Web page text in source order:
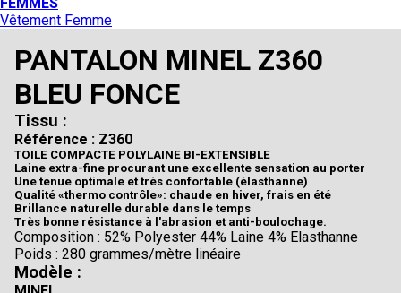
Vêtement Femme
PANTALON MINEL Z360
BLEU FONCE
Tissu :
Référence : Z360
TOILE COMPACTE POLYLAINE BI-EXTENSIBLE
Laine extra-fine procurant une excellente sensation au porter
Une tenue optimale et très confortable (élasthanne)
Qualité «thermo contrôle»: chaude en hiver, frais en été
Brillance naturelle durable dans le temps
Très bonne résistance à l'abrasion et anti-boulochage.
Composition : 52% Polyester 44% Laine 4% Elasthanne
Poids : 280 grammes/mètre linéaire
Modèle :